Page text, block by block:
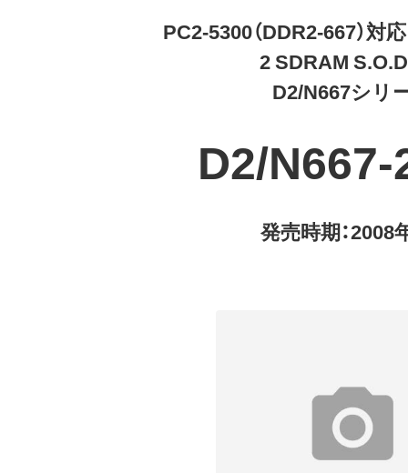
PC2-5300（DDR2-667）対
2 SDRAM
D2/N667シリ
D2/
発売時期：2008